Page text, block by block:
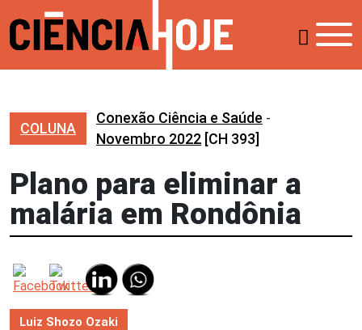
COLUNA
Conexão Ciência e Saúde -
Novembro 2022 [CH 393]
Plano para eliminar a
malária em Rondônia
Luiz Shozo Ozaki